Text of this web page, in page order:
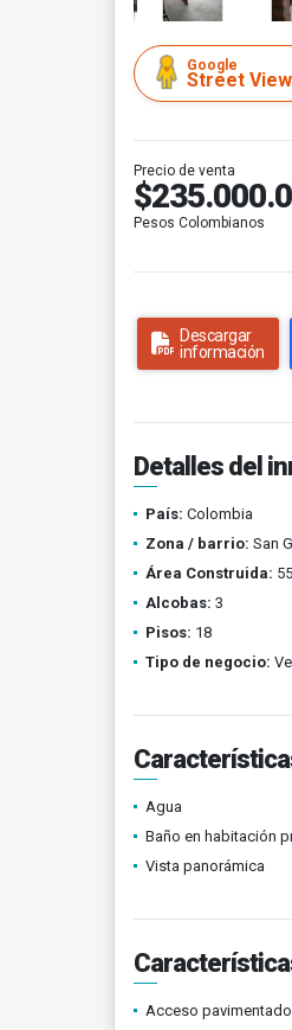
Google
Street View
Precio de venta
Pesos Colombianos
Descargar
información
Detalles del
País: Colombia
Zona / barrio: San
Área Construida:
Alcobas: 3
Pisos: 18
Tipo de negocio:
Agua
Baño en habitación
Vista panorámica
Acceso pavimentado